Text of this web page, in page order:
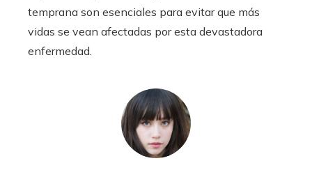
temprana son esenciales para evitar que más
vidas se vean afectadas por esta devastadora
enfermedad.